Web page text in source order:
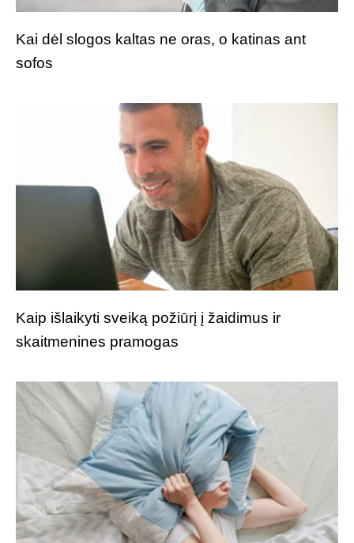
Kai dėl slogos kaltas ne oras, o katinas ant
sofos
Kaip išlaikyti sveiką požiūrį į žaidimus ir
skaitmenines pramogas